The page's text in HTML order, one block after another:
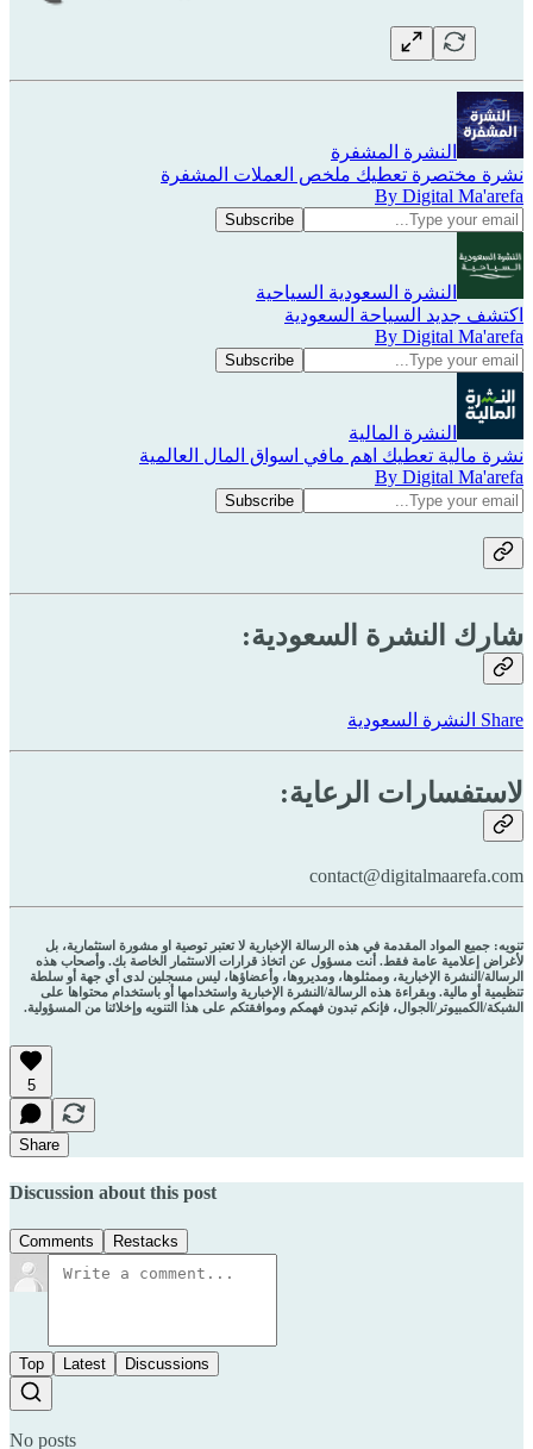
النشرة المشفرة
نشرة مختصرة تعطيك ملخص العملات المشفرة
By Digital Ma'arefa
النشرة السعودية السياحية
اكتشف جديد السياحة السعودية
By Digital Ma'arefa
النشرة المالية
نشرة مالية تعطيك اهم مافي اسواق المال العالمية
By Digital Ma'arefa
شارك النشرة السعودية:
Share النشرة السعودية
لاستفسارات الرعاية:
contact@digitalmaarefa.com
تنويه: جميع المواد المقدمة في هذه الرسالة الإخبارية لا تعتبر توصية او مشورة استثمارية، بل
لأغراض إعلامية عامة فقط. أنت مسؤول عن اتخاذ قرارات الاستثمار الخاصة بك. وأصحاب هذه
الرسالة/النشرة الإخبارية، وممثلوها، ومديروها، وأعضاؤها، ليس مسجلين لدى أي جهة أو سلطة
تنظيمية أو مالية. وبقراءة هذه الرسالة/النشرة الإخبارية واستخدامها أو باستخدام محتواها على
الشبكة/الكمبيوتر/الجوال، فإنكم تبدون فهمكم وموافقتكم على هذا التنويه وإخلائنا من المسؤولية.
5
Share
Discussion about this post
Comments Restacks
Top Latest Discussions
No posts